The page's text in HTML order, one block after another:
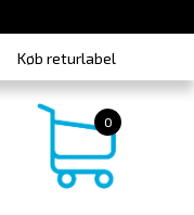
Køb returlabel
0